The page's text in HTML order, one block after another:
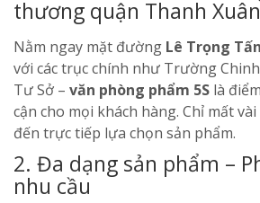
thương quận Thanh Xuân
Nằm ngay mặt đường Lê Trọng Tấn
với các trục chính như Trường
Tư Sở – văn phòng phẩm 5S là
cận cho mọi khách hàng. Chỉ mất
đến trực tiếp lựa chọn sản phẩm.
2. Đa dạng sản phẩm –
nhu cầu